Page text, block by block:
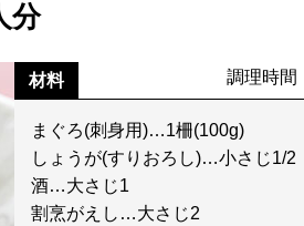
分
材料 調理時間
まぐろ(刺身用)…1柵(100g)
しょうが(すりおろし)…小さじ1/2
酒…大さじ1
割烹がえし…大さじ2